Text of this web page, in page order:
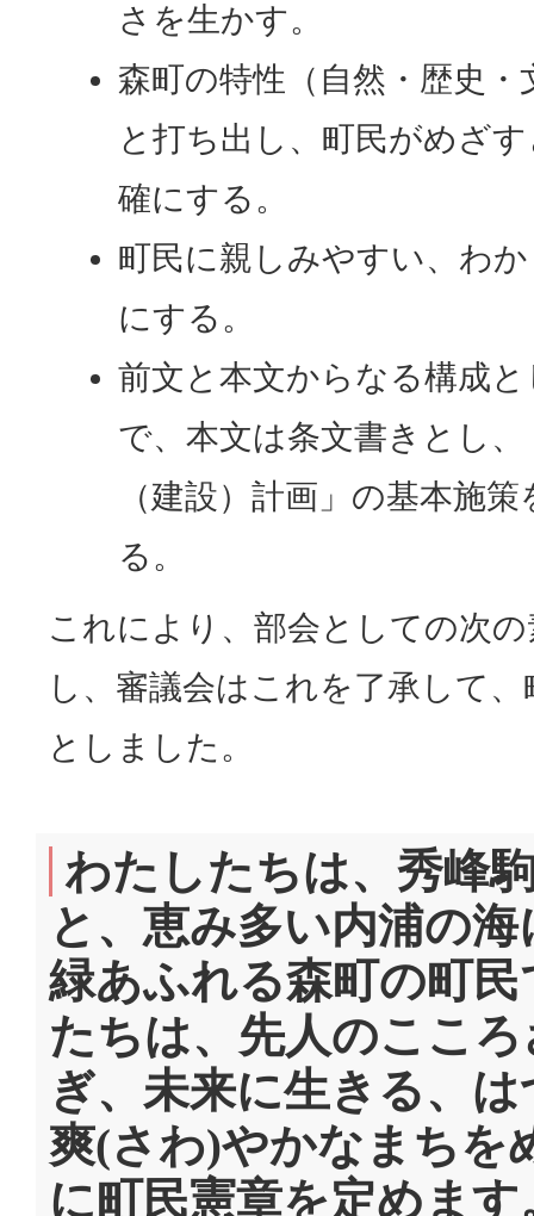
さを生かす。
森町の特性（自然・歴史
と打ち出し、町民がめざ
確にする。
町民に親しみやすい、わ
にする。
前文と本文からなる構成
で、本文は条文書きとし
（建設）計画」の基本施
る。
これにより、部会としての次
し、審議会はこれを了承して
としました。
わたしたちは、秀峰
と、恵み多い内浦の
緑あふれる森町の町
たちは、先人のここ
ぎ、未来に生きる、
爽(さわ)やかなまちを
に町民憲章を定めます